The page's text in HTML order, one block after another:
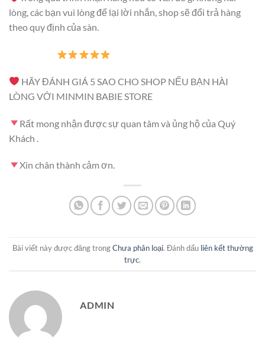
lòng, các bạn vui lòng để lại lời nhắn, shop sẽ đổi trả hàng
theo quy định của sàn.
HÃY ĐÁNH GIÁ 5 SAO CHO SHOP NẾU BẠN HÀI
LÒNG VỚI MINMIN BABIE STORE
Rất mong nhận được sự quan tâm và ủng hộ của Quý
Khách .
Xin chân thành cảm ơn.
Bài viết này được đăng trongChưa phân loại. Đánh dấu liên kết thường
trực.
ADMIN